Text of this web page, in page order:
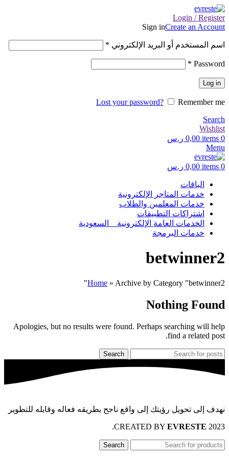
Login / Register
Sign inCreate an Account
اسم المستخدم أو البريد الإلكتروني *
Password
*
Log in
Lost your password?
Remember me
Search
Wishlist
0
items
0,00 ر.س
Menu
0
items
0,00 ر.س
الباقات
خدمات المتاجر الإلكترونية
خدمات المعلمين والطلاب
اشتراكات التطبيقات
الخدمات العامة الإلكترونية _ السعودية
خدمات البرمجة
betwinner2
Home » Archive by Category "betwinner2"
Nothing Found
Apologies, but no results were found. Perhaps searching will help
find a related post.
Search
نهدف إلى تحويل رؤيتك إلى واقع ناجح بطريقه فعاله وقابله للتطوير
2023 CREATED BY
EVRESTE
.
Search